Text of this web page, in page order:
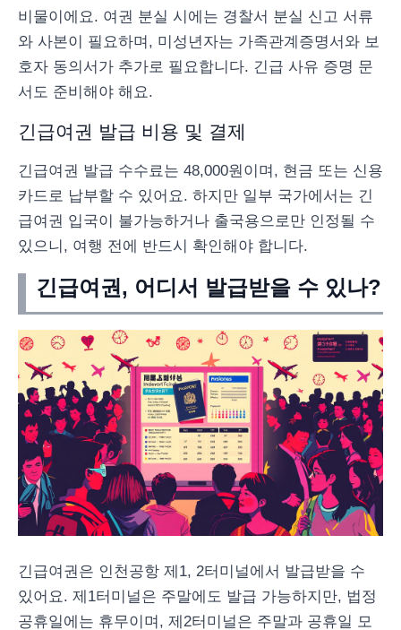
비물이에요. 여권 분실 시에는 경찰서 분실 신고 서류
와 사본이 필요하며, 미성년자는 가족관계증명서와 보
호자 동의서가 추가로 필요합니다. 긴급 사유 증명 문
서도 준비해야 해요.
긴급여권 발급 비용 및 결제
긴급여권 발급 수수료는 48,000원이며, 현금 또는 신용
카드로 납부할 수 있어요. 하지만 일부 국가에서는 긴
급여권 입국이 불가능하거나 출국용으로만 인정될 수
있으니, 여행 전에 반드시 확인해야 합니다.
긴급여권, 어디서 발급받을 수 있나?
긴급여권은 인천공항 제1, 2터미널에서 발급받을 수
있어요. 제1터미널은 주말에도 발급 가능하지만, 법정
공휴일에는 휴무이며, 제2터미널은 주말과 공휴일 모